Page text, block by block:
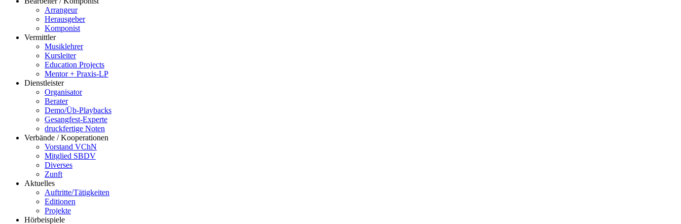
Arrangeur
Herausgeber
Komponist
Vermittler
Musiklehrer
Kursleiter
Education Projects
Mentor + Praxis-LP
Dienstleister
Organisator
Berater
Demo/Üb-Playbacks
Gesangfest-Experte
druckfertige Noten
Verbände / Kooperationen
Vorstand VChN
Mitglied SBDV
Diverses
Zunft
Aktuelles
Auftritte/Tätigkeiten
Editionen
Projekte
Hörbeispiele